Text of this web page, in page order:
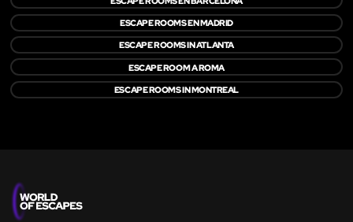
ESCAPE ROOMS EN MADRID
ESCAPE ROOMS IN ATLANTA
ESCAPE ROOM A ROMA
ESCAPE ROOMS IN MONTREAL